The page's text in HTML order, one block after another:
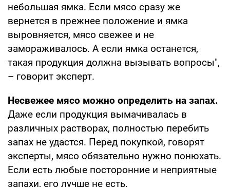
небольшая ямка. Если мясо сразу же
вернется в прежнее положение и ямка
выровняется, мясо свежее и не
замораживалось. А если ямка останется,
такая продукция должна вызывать вопросы",
– говорит эксперт.
Несвежее мясо можно определить на запах.
Даже если продукция вымачивалась в
различных растворах, полностью перебить
запах не удастся. Перед покупкой, говорят
эксперты, мясо обязательно нужно понюхать.
Если есть любые посторонние и неприятные
запахи, его лучше не есть.